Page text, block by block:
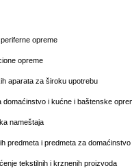
opreme
opreme
aparata za široku upotrebu
domaćinstvo i kućne i baštenske
nameštaja
predmeta i predmeta za domaćinstvo
tekstilnih i krznenih proizvoda